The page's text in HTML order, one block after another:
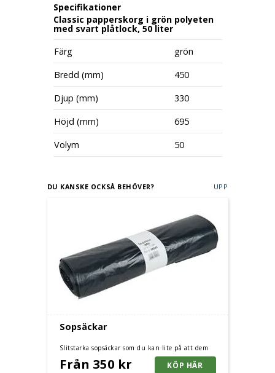
Specifikationer
Classic papperskorg i grön polyeten
med svart plåtlock, 50 liter
Färg
grön
Bredd (mm)
450
Djup (mm)
330
Höjd (mm)
695
Volym
50
DU KANSKE OCKSÅ BEHÖVER? UPP
Sopsäckar
Slitstarka sopsäckar som du kan lite på att dem
håller. Storlek från 60 liter till 160 liter.
Från 350 kr